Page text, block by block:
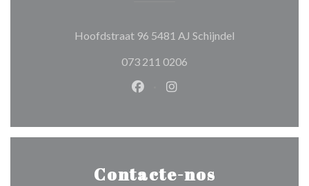
Hoofdstraat 96 5481 AJ Schijndel
073 211 0206
Facebook ((abre numa nova
Instagram ((abre numa
Contacte-nos